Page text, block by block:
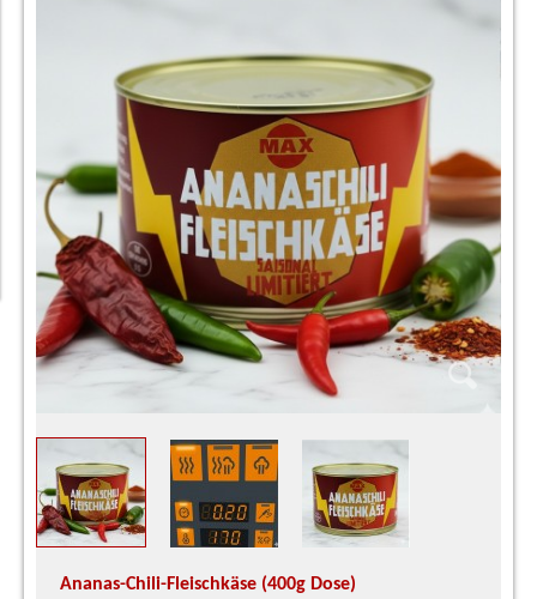
Ananas-Chili-Fleischkäse (400g Dose)